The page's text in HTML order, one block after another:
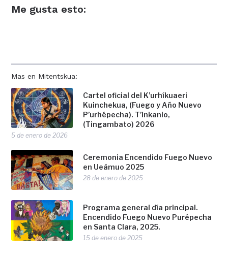
Mas en Mitentskua:
Cartel oficial del K’urhíkuaeri
Kuinchekua, (Fuego y Año Nuevo
P’urhépecha). T’inkanio,
(Tingambato) 2026
5 de enero de 2026
Ceremonia Encendido Fuego Nuevo
en Ueámuo 2025
28 de enero de 2025
Programa general día principal.
Encendido Fuego Nuevo Purépecha
en Santa Clara, 2025.
15 de enero de 2025
Me gusta esto: